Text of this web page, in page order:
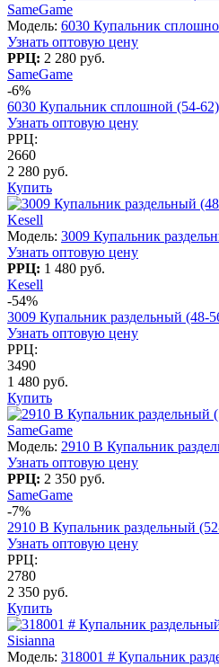
SameGame
Модель: 6030 Купальник
Узнать оптовую цену
РРЦ: 2 280 руб.
SameGame
-6%
6030 Купальник сплошной (54-62)
Узнать оптовую цену
РРЦ:
2660
2 280 руб.
Купить
Kesell
Модель: 3009 Купальник
Узнать оптовую цену
РРЦ: 1 480 руб.
Kesell
-54%
3009 Купальник раздельный (48-
Узнать оптовую цену
РРЦ:
3490
1 480 руб.
Купить
SameGame
Модель: 2910 B Купальник
Узнать оптовую цену
РРЦ: 2 350 руб.
SameGame
-7%
2910 B Купальник раздельный
Узнать оптовую цену
РРЦ:
2780
2 350 руб.
Купить
Sisianna
Модель: 318001 # Купальник